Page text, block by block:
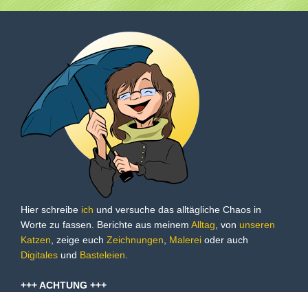
Hier schreibe ich und versuche das alltägliche Chaos in
Worte zu fassen. Berichte aus meinem Alltag, von unseren
Katzen, zeige euch Zeichnungen, Malerei oder auch
Digitales und Basteleien.
+++ ACHTUNG +++